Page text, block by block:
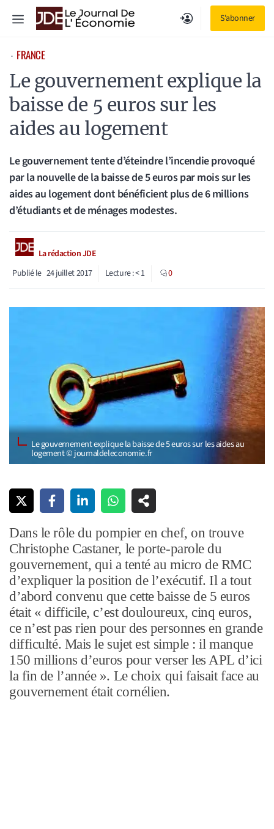
S'abonner
Menu
⋅ FRANCE
Le gouvernement explique la
baisse de 5 euros sur les
aides au logement
Le gouvernement tente d’éteindre l’incendie provoqué
par la nouvelle de la baisse de 5 euros par mois sur les
aides au logement dont bénéficient plus de 6 millions
d’étudiants et de ménages modestes.
La rédaction JDE
Publié le 24 juillet 2017 Lecture :< 1 0
Le gouvernement explique la baisse de 5 euros sur les aides au
logement © journaldeleconomie.fr
Dans le rôle du pompier en chef, on trouve
Christophe Castaner, le porte-parole du
gouvernement, qui a tenté au micro de RMC
d’expliquer la position de l’exécutif. Il a tout
d’abord convenu que cette baisse de 5 euros
était « difficile, c’est douloureux, cinq euros,
ce n’est pas rien pour des personnes en grande
difficulté. Mais le sujet est simple : il manque
150 millions d’euros pour verser les APL d’ici
la fin de l’année ». Le choix qui faisait face au
gouvernement était cornélien.